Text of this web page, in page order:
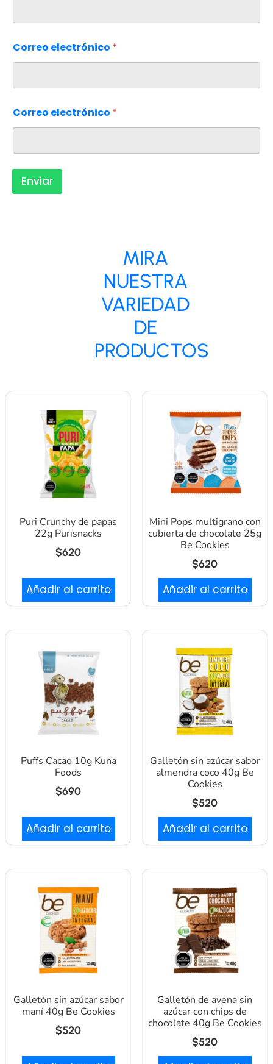
Correo electrónico *
Correo electrónico *
Enviar
MIRA
NUESTRA
VARIEDAD
DE
PRODUCTOS
Puri Crunchy de papas
22g Purisnacks
$620
Añadir al carrito
Mini Pops multigrano con
cubierta de chocolate 25g
Be Cookies
$620
Añadir al carrito
Puffs Cacao 10g Kuna
Foods
$690
Añadir al carrito
Galletón sin azúcar sabor
almendra coco 40g Be
Cookies
$520
Añadir al carrito
Galletón sin azúcar sabor
maní 40g Be Cookies
$520
Galletón de avena sin
azúcar con chips de
chocolate 40g Be Cookies
$520